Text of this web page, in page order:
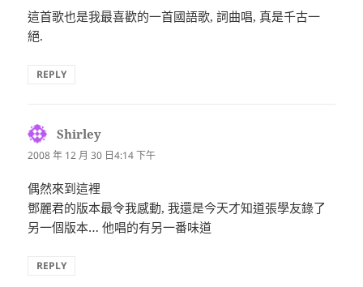
這首歌也是我最喜歡的一首國語歌, 詞曲唱, 真是千古一
絕.
REPLY
Shirley
示:
2008 年 12 月 30 日4:14 下午
偶然來到這裡
鄧麗君的版本最令我感動, 我還是今天才知道張學友錄了
另一個版本… 他唱的有另一番味道
REPLY